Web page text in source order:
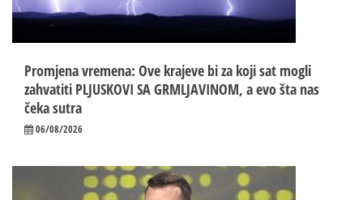
Promjena vremena: Ove krajeve bi za koji sat mogli
zahvatiti PLJUSKOVI SA GRMLJAVINOM, a evo šta nas
čeka sutra
06/08/2026